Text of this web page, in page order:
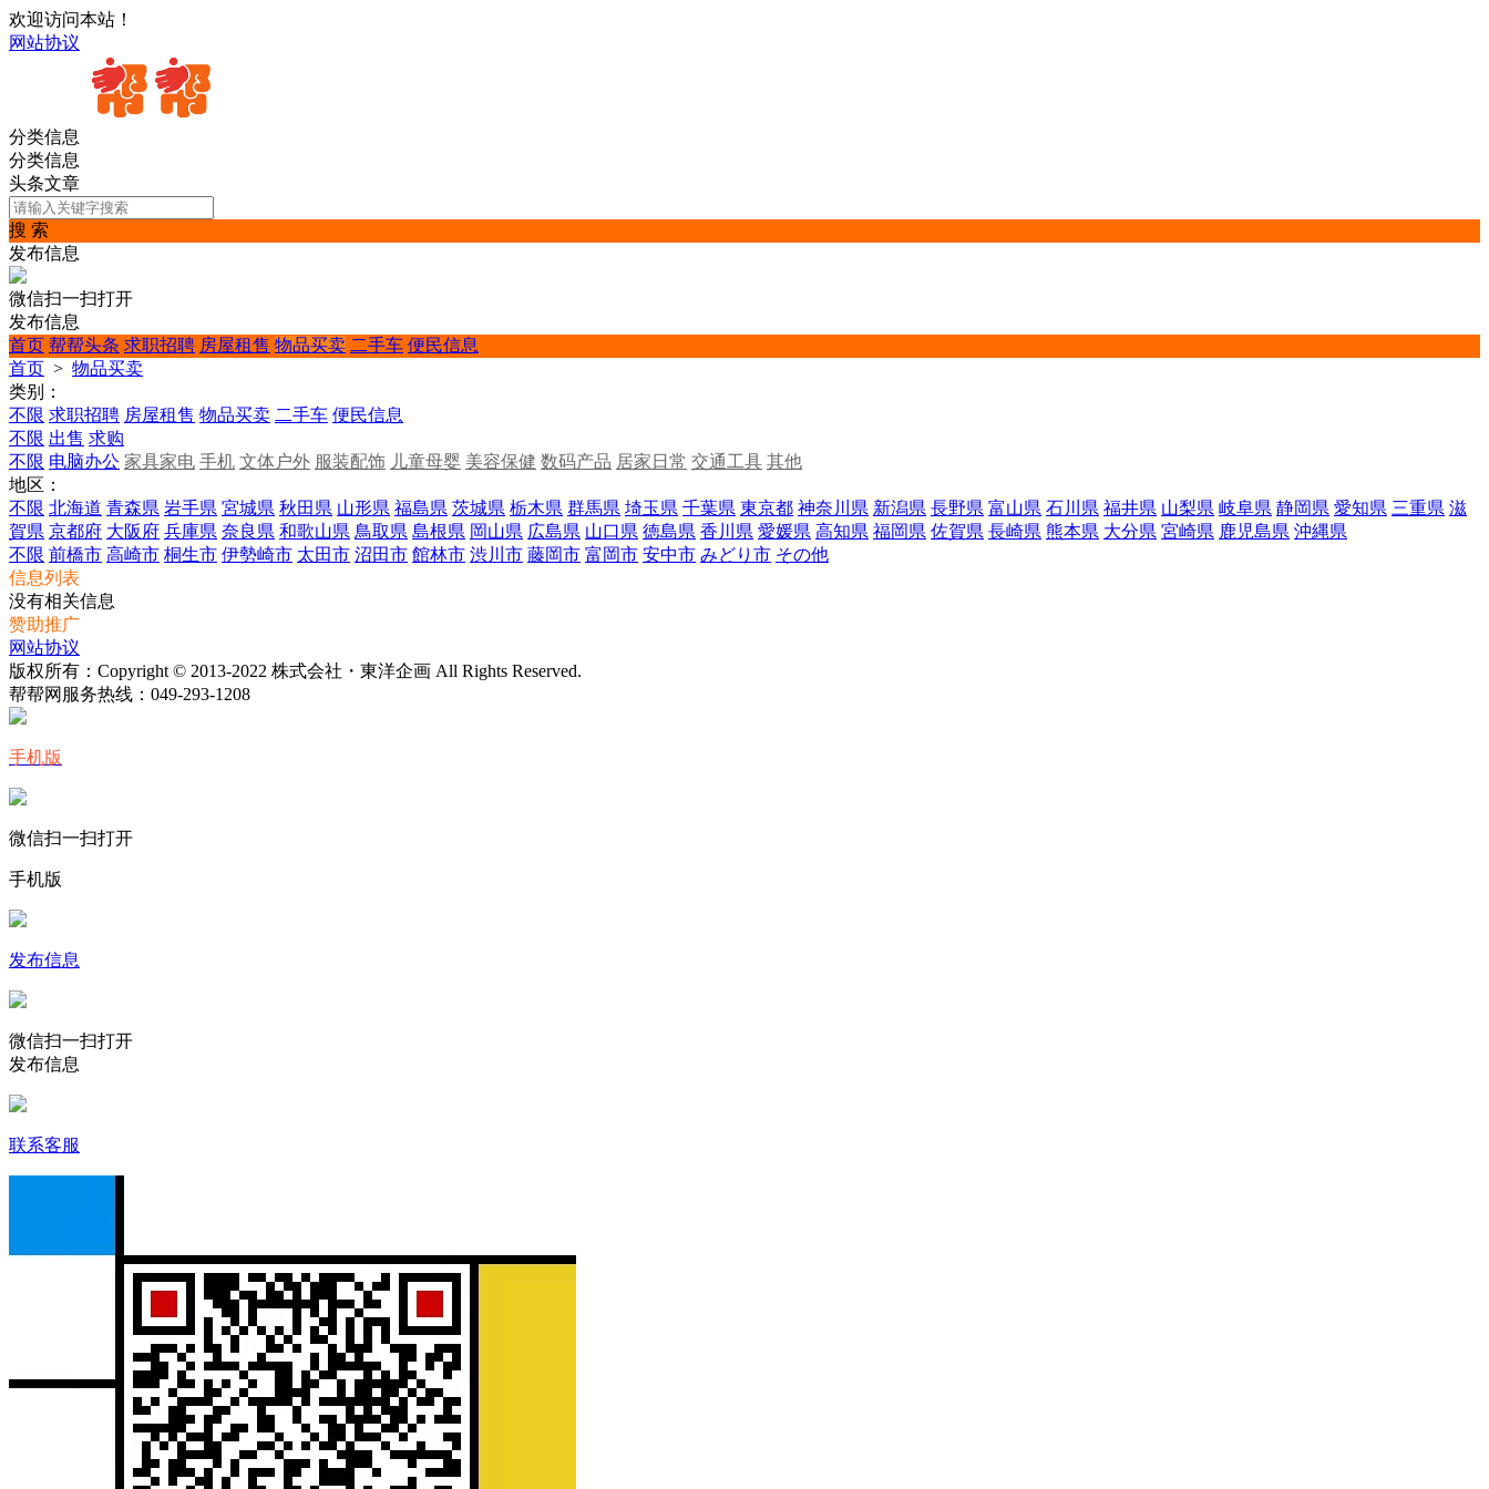
欢迎访问本站！
网站协议
分类信息
分类信息
头条文章
搜 索
发布信息
微信扫一扫打开
发布信息
首页 帮帮头条 求职招聘 房屋租售 物品买卖 二手车 便民信息
首页 > 物品买卖
类别：
不限 求职招聘 房屋租售 物品买卖 二手车 便民信息
不限 出售 求购
不限 电脑办公 家具家电 手机 文体户外 服装配饰 儿童母婴 美容保健 数码产品 居家日常 交通工具 其他
地区：
不限 北海道 青森県 岩手県 宮城県 秋田県 山形県 福島県 茨城県 栃木県 群馬県 埼玉県 千葉県 東京都 神奈川県 新潟県 長野県 富山県 石川県 福井県 山梨県 岐阜県 静岡県 愛知県 三重県 滋
賀県 京都府 大阪府 兵庫県 奈良県 和歌山県 鳥取県 島根県 岡山県 広島県 山口県 徳島県 香川県 愛媛県 高知県 福岡県 佐賀県 長崎県 熊本県 大分県 宮崎県 鹿児島県 沖縄県
不限 前橋市 高崎市 桐生市 伊勢崎市 太田市 沼田市 館林市 渋川市 藤岡市 富岡市 安中市 みどり市 その他
信息列表
没有相关信息
赞助推广
网站协议
版权所有：Copyright © 2013-2022 株式会社・東洋企画 All Rights Reserved.
帮帮网服务热线： 049-293-1208
手机版
微信扫一扫打开
手机版
发布信息
微信扫一扫打开
发布信息
联系客服